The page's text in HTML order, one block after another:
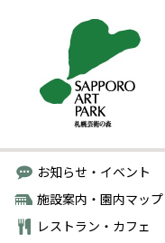
お知らせ・イベント
施設案内・園内マップ
レストラン・カフェ